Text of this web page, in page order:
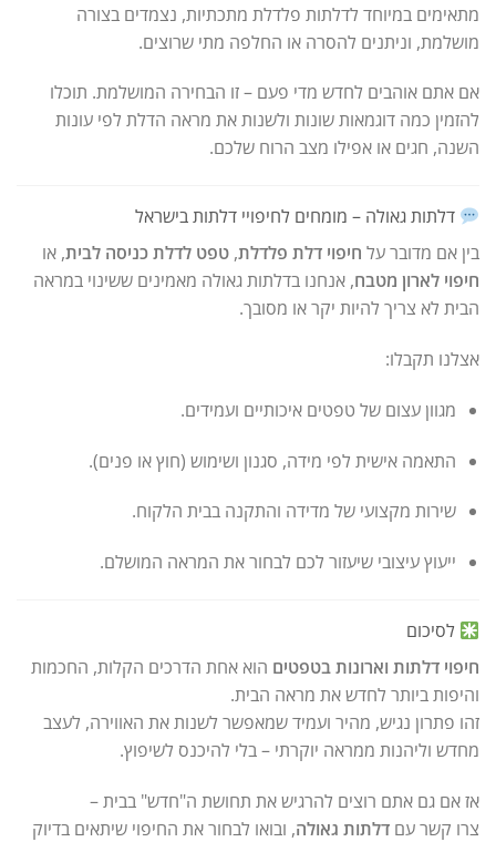
מתאימים במיוחד לדלתות פלדלת מתכתיות, נצמדים בצורה
מושלמת, וניתנים להסרה או החלפה מתי שרוצים.
אם אתם אוהבים לחדש מדי פעם – זו הבחירה המושלמת. תוכלו
להזמין כמה דוגמאות שונות ולשנות את מראה הדלת לפי עונות
השנה, חגים או אפילו מצב הרוח שלכם.
דלתות גאולה – מומחים לחיפויי דלתות בישראל
בין אם מדובר על חיפוי דלת פלדלת, טפט לדלת כניסה לבית, או
חיפוי לארון מטבח, אנחנו בדלתות גאולה מאמינים ששינוי במראה
הבית לא צריך להיות יקר או מסובך.
אצלנו תקבלו:
מגוון עצום של טפטים איכותיים ועמידים.
התאמה אישית לפי מידה, סגנון ושימוש (חוץ או פנים).
שירות מקצועי של מדידה והתקנה בבית הלקוח.
ייעוץ עיצובי שיעזור לכם לבחור את המראה המושלם.
לסיכום
חיפוי דלתות וארונות בטפטים הוא אחת הדרכים הקלות, החכמות
והיפות ביותר לחדש את מראה הבית.
זהו פתרון נגיש, מהיר ועמיד שמאפשר לשנות את האווירה, לעצב
מחדש וליהנות ממראה יוקרתי – בלי להיכנס לשיפוץ.
אז אם גם אתם רוצים להרגיש את תחושת ה"חדש" בבית –
צרו קשר עם דלתות גאולה, ובואו לבחור את החיפוי שיתאים בדיוק